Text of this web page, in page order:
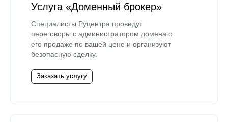
Услуга «Доменный брокер»
Специалисты Руцентра проведут
переговоры с администратором домена о
его продаже по вашей цене и организуют
безопасную сделку.
Заказать услугу